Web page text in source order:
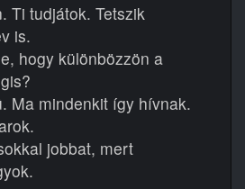
Ti tudjátok. Tetszik
is.
hogy különbözzön a
Ma mindenkit így hívnak.
jobbat, mert